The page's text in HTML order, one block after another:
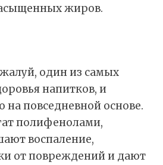
жиров.
один из самых
напитков, и
на повседневной основе.
полифенолами,
воспаление,
от повреждений и дают